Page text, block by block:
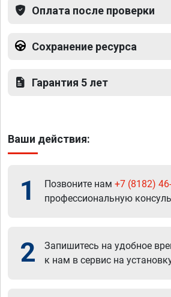
Оплата после проверки
Сохранение ресурса
Гарантия 5 лет
Ваши действия:
1 Позвоните нам +7 (8182)
профессиональную
2
Запишитесь на удобное
к нам в сервис на